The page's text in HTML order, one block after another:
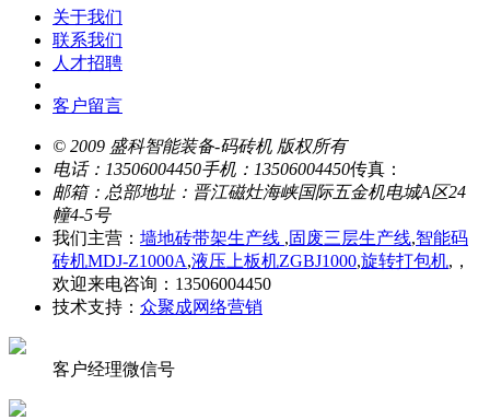
关于我们
联系我们
人才招聘
客户留言
© 2009 盛科智能装备-码砖机 版权所有
电话：13506004450手机：13506004450传真：
邮箱： 总部地址：晋江磁灶海峡国际五金机电城A区24
幢4-5号
我们主营： 墙地砖带架生产线 ,固废三层生产线,智能码
砖机MDJ-Z1000A,液压上板机ZGBJ1000,旋转打包机,，
欢迎来电咨询：13506004450
技术支持： 众聚成网络营销
客户经理微信号